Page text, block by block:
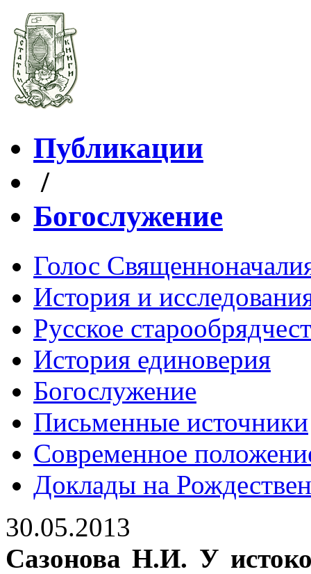
Публикации
/
Богослужение
Голос
История и
Русское
История единоверия
Богослужение
Письменные источники
Современное
Доклады на
30.05.2013
Сазонова Н.И. У